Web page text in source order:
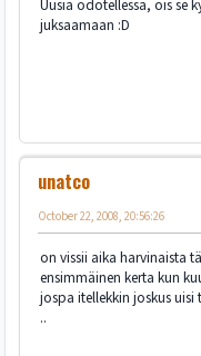
Uusia odotellessa, ois se
juksaamaan :D
unatco
October 22, 2008, 20:56:26
on vissii aika harvinaista
ensimmäinen kerta kun
jospa itellekkin joskus
..